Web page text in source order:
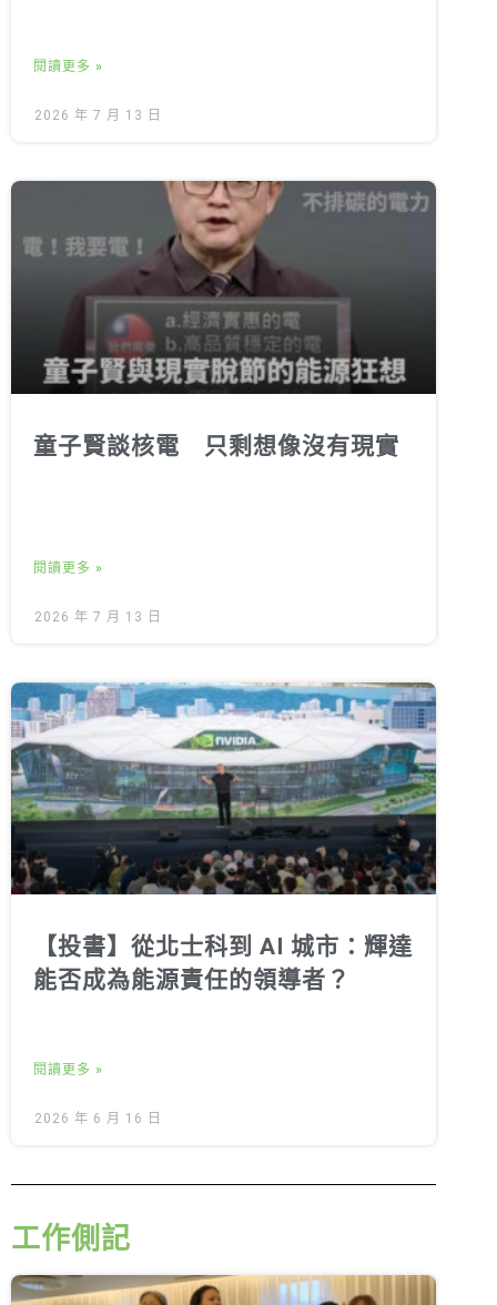
閱讀更多 »
2026 年 7 月 13 日
童子賢談核電 只剩想像沒有現實
閱讀更多 »
2026 年 7 月 13 日
【投書】從北士科到 AI 城市：輝達
能否成為能源責任的領導者？
閱讀更多 »
2026 年 6 月 16 日
工作側記